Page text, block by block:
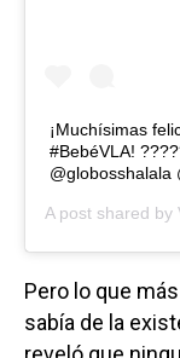
¡Muchísimas
#BebéVLA!
@globosshalala
A post shared by
Pero lo que
sabía de la